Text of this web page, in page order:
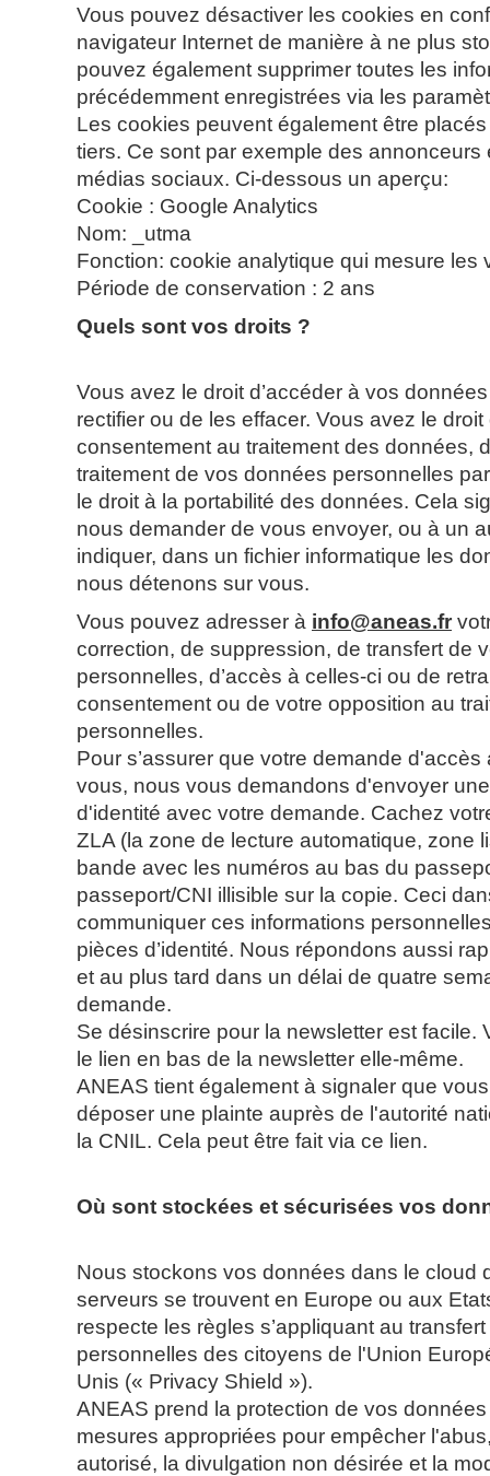
Vous pouvez désactiver les cookies en
navigateur Internet de manière à ne plus
pouvez également supprimer toutes les
précédemment enregistrées via les
Les cookies peuvent également être
tiers. Ce sont par exemple des annonceurs
médias sociaux. Ci-dessous un aperçu:
Cookie : Google Analytics
Nom: _utma
Fonction: cookie analytique qui mesure les
Période de conservation : 2 ans
Quels sont vos droits ?
Vous avez le droit d’accéder à vos
rectifier ou de les effacer. Vous avez le
consentement au traitement des données,
traitement de vos données personnelles
le droit à la portabilité des données. Cela
nous demander de vous envoyer, ou à un
indiquer, dans un fichier informatique les
nous détenons sur vous.
Vous pouvez adresser à info@aneas.fr
correction, de suppression, de transfert de
personnelles, d’accès à celles-ci ou de
consentement ou de votre opposition au
personnelles.
Pour s’assurer que votre demande
vous, nous vous demandons d'envoyer
d'identité avec votre demande. Cachez
ZLA (la zone de lecture automatique, zone
bande avec les numéros au bas du
passeport/CNI illisible sur la copie. Ceci
communiquer ces informations
pièces d’identité. Nous répondons aussi
et au plus tard dans un délai de quatre
demande.
Se désinscrire pour la newsletter est facile.
le lien en bas de la newsletter elle-même.
ANEAS tient également à signaler que
déposer une plainte auprès de l'autorité
la CNIL. Cela peut être fait via ce lien.
Où sont stockées et sécurisées vos
Nous stockons vos données dans le cloud
serveurs se trouvent en Europe ou aux
respecte les règles s’appliquant au
personnelles des citoyens de l'Union
Unis (« Privacy Shield »).
ANEAS prend la protection de vos
mesures appropriées pour empêcher
autorisé, la divulgation non désirée et la